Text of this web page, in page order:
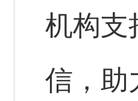
机构支
信，助